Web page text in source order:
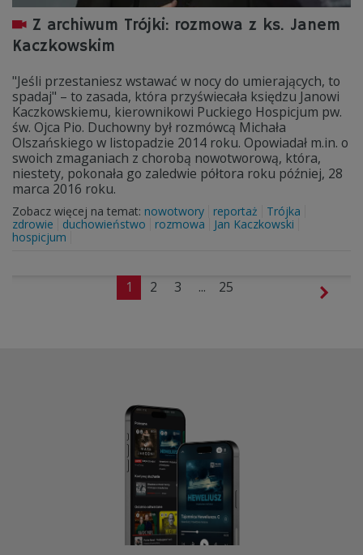
Z archiwum Trójki: rozmowa z ks. Janem
Kaczkowskim
"Jeśli przestaniesz wstawać w nocy do umierających, to
spadaj" – to zasada, która przyświecała księdzu Janowi
Kaczkowskiemu, kierownikowi Puckiego Hospicjum pw.
św. Ojca Pio. Duchowny był rozmówcą Michała
Olszańskiego w listopadzie 2014 roku. Opowiadał m.in. o
swoich zmaganiach z chorobą nowotworową, która,
niestety, pokonała go zaledwie półtora roku później, 28
marca 2016 roku.
Zobacz więcej na temat: nowotwory reportaż
Trójka
zdrowie
duchowieństwo rozmowa
Jan Kaczkowski
hospicjum
1 2 3 ... 25